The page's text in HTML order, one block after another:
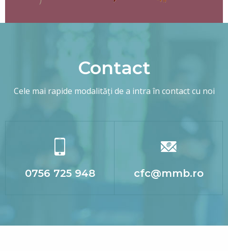
Contact
Cele mai rapide modalități de a intra în contact cu noi
0756 725 948 cfc@mmb.ro